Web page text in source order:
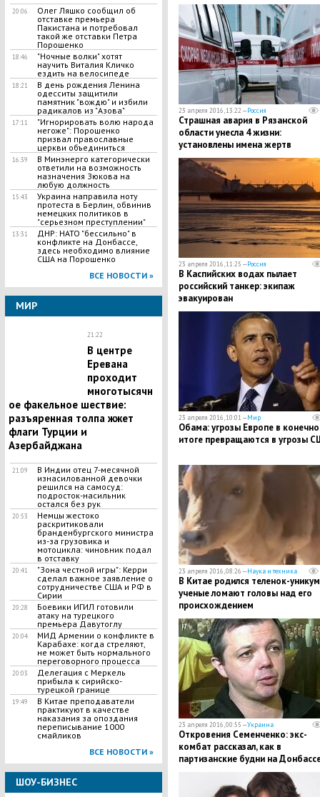
20:06
Олег Ляшко сообщил об
отставке премьера
Пакистана и потребовал
такой же отставки Петра
Порошенко
18:46
"Ночные волки" хотят
научить Виталия Кличко
ездить на велосипеде
18:21
В день рождения Ленина
одесситы защитили
памятник "вождю" и избили
радикалов из "Азова"
17:11
"Игнорировать волю народа
негоже": Порошенко
призвал православные
церкви объединиться
16:39
В Минэнерго категорически
ответили на возможность
назначения Зюкова на
любую должность
15:43
Украина направила ноту
протеста в Берлин, обвинив
немецких политиков в
"серьезном преступлении"
13:31
ДНР: НАТО "бессильно" в
конфликте на Донбассе,
здесь необходимо влияние
США на Порошенко
ВСЕ НОВОСТИ »
МИР
21:22
В центре
Еревана
проходит
многотысячн
ое факельное шествие:
разъяренная толпа жжет
флаги Турции и
Азербайджана
21:09
В Индии отец 7-месячной
изнасилованной девочки
решился на самосуд:
подросток-насильник
остался без рук
20:53
Немцы жестоко
раскритиковали
бранденбургского министра
из-за грузовика и
мотоцикла: чиновник подал
в отставку
20:41
"Зона честной игры": Керри
сделал важное заявление о
сотрудничестве США и РФ в
Сирии
20:28
Боевики ИГИЛ готовили
атаку на турецкого
премьера Давутоглу
20:04
МИД Армении о конфликте в
Карабахе: когда стреляют,
не может быть нормального
переговорного процесса
20:03
Делегация с Меркель
прибыла к сирийско-
турецкой границе
19:49
В Китае преподаватели
практикуют в качестве
наказания за опоздания
переписывание 1000
смайликов
ВСЕ НОВОСТИ »
ШОУ-БИЗНЕС
23 апреля 2016, 13:22 —Россия
Страшная авария в Рязанской
области унесла 4 жизни:
установлены имена жертв
23 апреля 2016, 11:25 —Россия
В Каспийских водах пылает
российский танкер: экипаж
эвакуирован
23 апреля 2016, 10:01 —Мир
Обама: угрозы Европе в
итоге превращаются в угрозы
23 апреля 2016, 08:26 —Наука и техника
В Китае родился теленок-
ученые ломают головы над его
происхождением
23 апреля 2016, 00:55 —Украина
Откровения Семенченко: экс-
комбат рассказал, как в
партизанские будни на
его чуть не убил человек Яроша